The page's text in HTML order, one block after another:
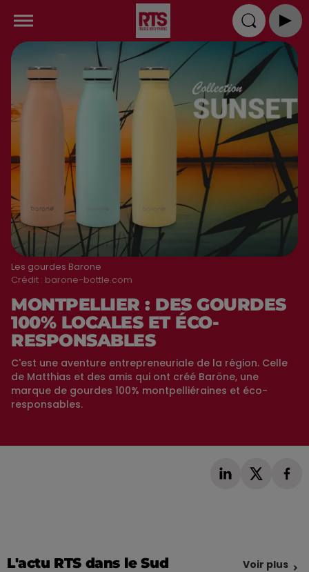
Les gourdes Barone
Crédit : barone-bottle.com
MONTPELLIER : DES GOURDES
100% LOCALES ET ÉCO-
RESPONSABLES
C'est une aventure entrepreneuriale de la région. Celle
de Matthias et des amis qui ont créé Baröne, une
marque de gourdes 100% montpelliéraines et éco-
responsables.
L'actu RTS dans le Sud Voir plus